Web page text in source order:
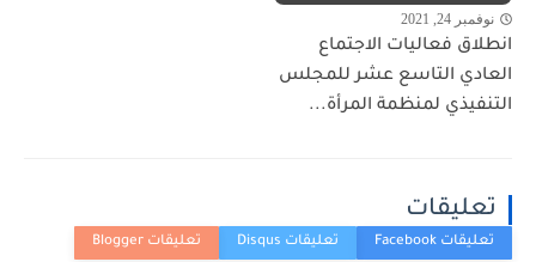
نوفمبر 24, 2021
انطلاق فعاليات الاجتماع
العادي التاسع عشر للمجلس
التنفيذي لمنظمة المرأة...
تعليقات